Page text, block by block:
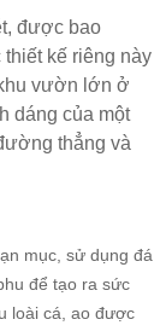
được bao
kế riêng này
vườn lớn ở
dáng của một
thẳng và
mục, sử dụng đá
để tạo ra sức
loài cá, ao được